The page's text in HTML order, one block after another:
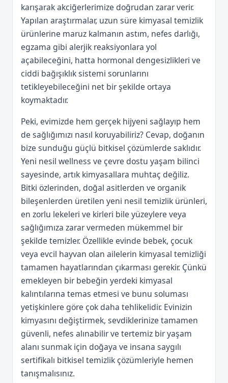
karışarak akciğerlerimize doğrudan zarar verir.
Yapılan araştırmalar, uzun süre kimyasal temizlik
ürünlerine maruz kalmanın astım, nefes darlığı,
egzama gibi alerjik reaksiyonlara yol
açabileceğini, hatta hormonal dengesizlikleri ve
ciddi bağışıklık sistemi sorunlarını
tetikleyebileceğini net bir şekilde ortaya
koymaktadır.
Peki, evimizde hem gerçek hijyeni sağlayıp hem
de sağlığımızı nasıl koruyabiliriz? Cevap, doğanın
bize sunduğu güçlü bitkisel çözümlerde saklıdır.
Yeni nesil wellness ve çevre dostu yaşam bilinci
sayesinde, artık kimyasallara muhtaç değiliz.
Bitki özlerinden, doğal asitlerden ve organik
bileşenlerden üretilen yeni nesil temizlik ürünleri,
en zorlu lekeleri ve kirleri bile yüzeylere veya
sağlığımıza zarar vermeden mükemmel bir
şekilde temizler. Özellikle evinde bebek, çocuk
veya evcil hayvan olan ailelerin kimyasal temizliği
tamamen hayatlarından çıkarması gerekir. Çünkü
emekleyen bir bebeğin yerdeki kimyasal
kalıntılarına temas etmesi ve bunu soluması
yetişkinlere göre çok daha tehlikelidir. Evinizin
kimyasını değiştirmek, sevdiklerinize tamamen
güvenli, nefes alınabilir ve tertemiz bir yaşam
alanı sunmak için doğaya ve insana saygılı
sertifikalı bitkisel temizlik çözümleriyle hemen
tanışmalısınız.